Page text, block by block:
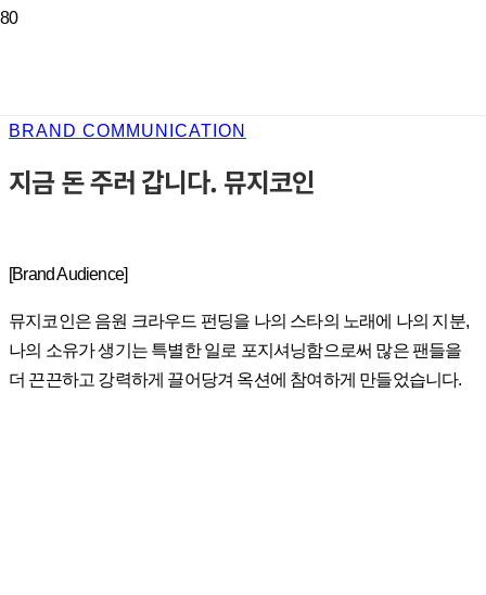
BRAND COMMUNICATION
지금 돈 주러 갑니다. 뮤지코인
[Brand Audience]
뮤지코인은 음원 크라우드 펀딩을 나의 스타의 노래에 나의 지분,
나의 소유가 생기는 특별한 일로 포지셔닝함으로써 많은 팬들을
더 끈끈하고 강력하게 끌어당겨 옥션에 참여하게 만들었습니다.